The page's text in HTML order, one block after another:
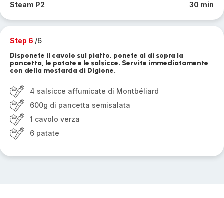
Steam P2 30 min
Step 6 /6
Disponete il cavolo sul piatto, ponete al di sopra la
pancetta, le patate e le salsicce. Servite immediatamente
con della mostarda di Digione.
4 salsicce affumicate di Montbéliard
600g di pancetta semisalata
1 cavolo verza
6 patate